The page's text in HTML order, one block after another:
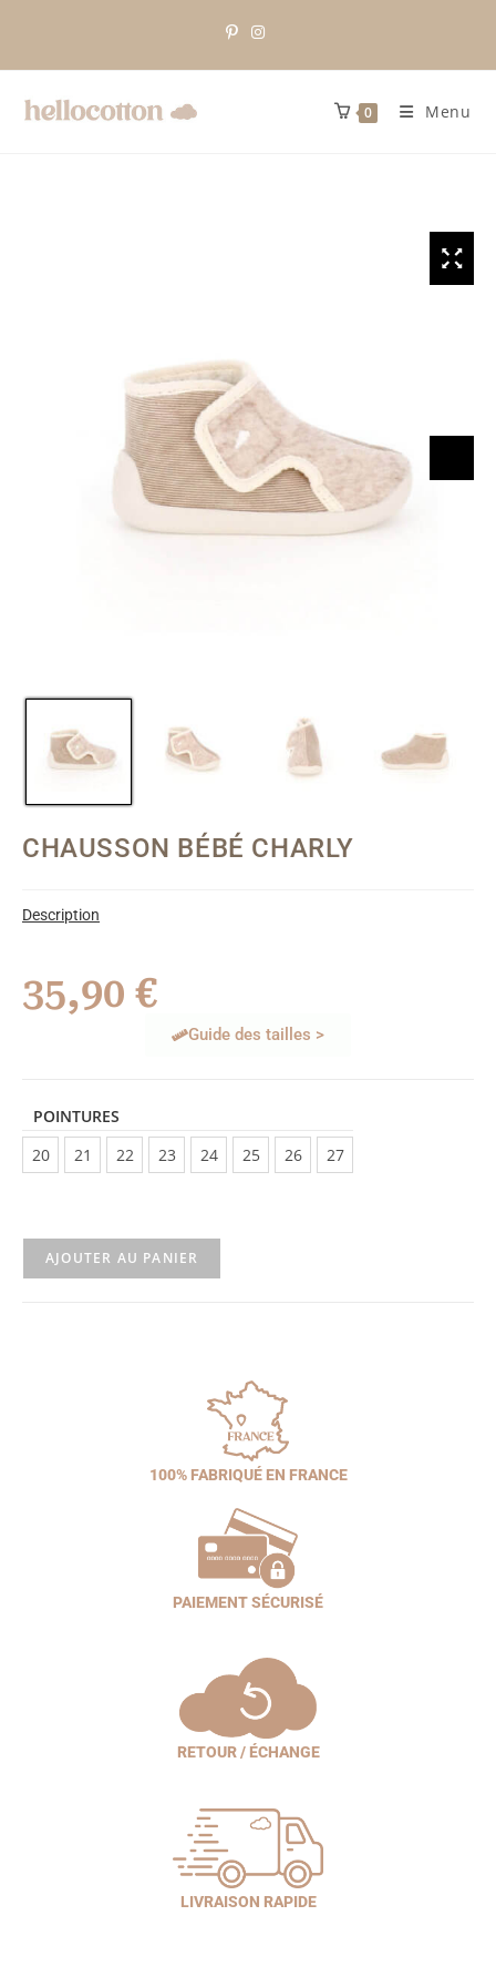
0 Menu
CHAUSSON BÉBÉ CHARLY
Description
35,90 €
Guide des tailles >
POINTURES
20
21 22 23 24 25 26 27
AJOUTER AU PANIER
100% FABRIQUÉ EN FRANCE
PAIEMENT SÉCURISÉ
RETOUR / ÉCHANGE
LIVRAISON RAPIDE